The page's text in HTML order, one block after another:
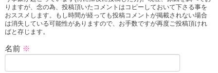
りますが、念の為、投稿頂いたコメントはコピーしておいて下さる事を
おススメします。もし時間が経っても投稿コメントが掲載されない場合
は消失している可能性がありますので、お手数ですが再度ご投稿頂けれ
ばと存じます。
名前 ※